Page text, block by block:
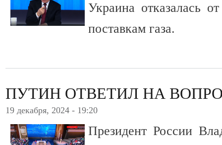
Украина отказалась
поставкам газа.
ПУТИН ОТВЕТИЛ НА
19 декабря, 2024 - 19:20
Президент России